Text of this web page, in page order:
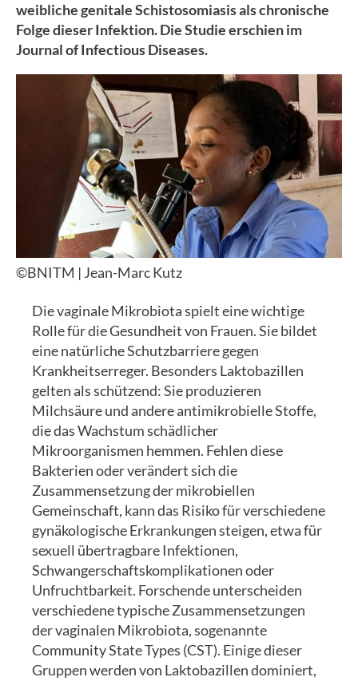
weibliche genitale Schistosomiasis als chronische
Folge dieser Infektion. Die Studie erschien im
Journal of Infectious Diseases.
©BNITM | Jean-Marc Kutz
Die vaginale Mikrobiota spielt eine wichtige
Rolle für die Gesundheit von Frauen. Sie bildet
eine natürliche Schutzbarriere gegen
Krankheitserreger. Besonders Laktobazillen
gelten als schützend: Sie produzieren
Milchsäure und andere antimikrobielle Stoffe,
die das Wachstum schädlicher
Mikroorganismen hemmen. Fehlen diese
Bakterien oder verändert sich die
Zusammensetzung der mikrobiellen
Gemeinschaft, kann das Risiko für verschiedene
gynäkologische Erkrankungen steigen, etwa für
sexuell übertragbare Infektionen,
Schwangerschaftskomplikationen oder
Unfruchtbarkeit. Forschende unterscheiden
verschiedene typische Zusammensetzungen
der vaginalen Mikrobiota, sogenannte
Community State Types (CST). Einige dieser
Gruppen werden von Laktobazillen dominiert,